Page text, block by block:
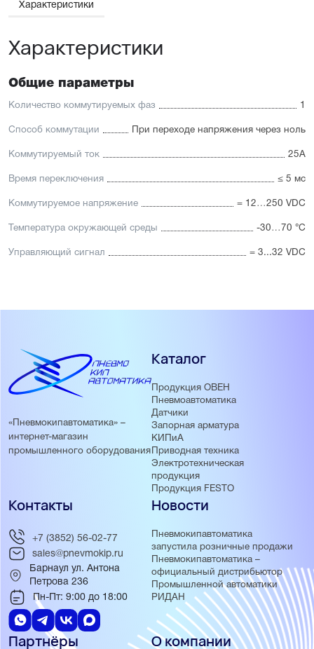
Характеристики
Характеристики
Общие параметры
Количество коммутируемых фаз 1
Способ коммутации При переходе напряжения через ноль
Коммутируемый ток 25А
Время переключения ≤ 5 мс
Коммутируемое напряжение = 12…250 VDC
Температура окружающей среды -30…70 °C
Управляющий сигнал = 3...32 VDC
«Пневмокипавтоматика» –
интернет-магазин
промышленного оборудования
Каталог
Продукция ОВЕН
Пневмоавтоматика
Датчики
Запорная арматура
КИПиА
Приводная техника
Электротехническая
продукция
Продукция FESTO
Новости
Пневмокипавтоматика
запустила розничные продажи
Пневмокипавтоматика –
официальный дистрибьютор
Промышленной автоматики
РИДАН
Партнёры О компании
Контакты
+7 (3852) 56-02-77
sales@pnevmokip.ru
Барнаул ул. Антона
Петрова 236
Пн-Пт: 9:00 до 18:00